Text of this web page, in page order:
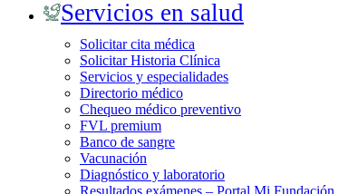
Servicios en salud
Solicitar cita médica
Solicitar Historia Clínica
Servicios y especialidades
Directorio médico
Chequeo médico preventivo
FVL premium
Banco de sangre
Vacunación
Diagnóstico y laboratorio
Resultados exámenes – Portal Mi Fundación